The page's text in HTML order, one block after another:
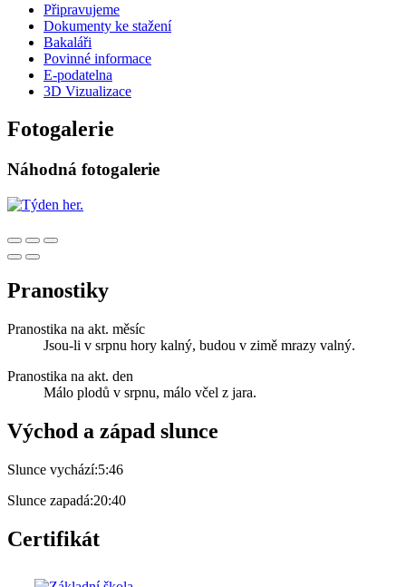
Připravujeme
Dokumenty ke stažení
Bakaláři
Povinné informace
E-podatelna
3D Vizualizace
Fotogalerie
Náhodná fotogalerie
Pranostiky
Pranostika na akt. měsíc
Jsou-li v srpnu hory kalný, budou v zimě mrazy valný.
Pranostika na akt. den
Málo plodů v srpnu, málo včel z jara.
Východ a západ slunce
Slunce vychází:5:46
Slunce zapadá:20:40
Certifikát